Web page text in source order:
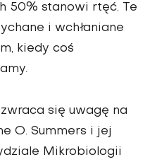
50% stanowi rtęć. Te
i wchłaniane
kiedy coś
się uwagę na
O. Summers i jej
Mikrobiologii